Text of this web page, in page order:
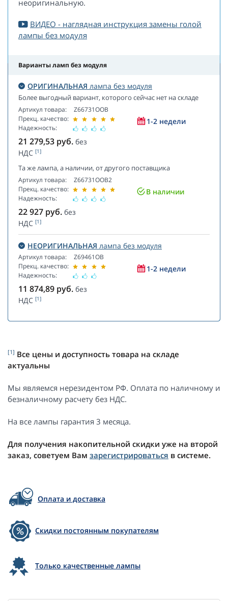
неоригинальную.
ВИДЕО - наглядная инструкция замены голой
лампы без модуля
Варианты ламп без модуля
ОРИГИНАЛЬНАЯ лампа без модуля
Более выгодный вариант, которого сейчас нет на складе
Артикул товара:
Прекц. качество:
Надежность:
Z66731OOB
1-2 недели
21 279,53 руб. без
НДС [1]
Та же лампа, а наличии, от другого поставщика
Артикул товара:
Прекц. качество:
Надежность:
Z66731OOB2
В наличии
22 927 руб. без
НДС [1]
НЕОРИГИНАЛЬНАЯ лампа без модуля
Артикул товара:
Прекц. качество:
Надежность:
Z69461OB
1-2 недели
11 874,89 руб. без
НДС [1]
[1] Все цены и доступность товара на складе
актуальны
Мы являемся нерезидентом РФ. Оплата по наличному и
безналичному расчету без НДС.
На все лампы гарантия 3 месяца.
Для получения накопительной скидки уже на второй
заказ, советуем Вам зарегистрироваться в системе.
Оплата и доставка
Скидки постоянным покупателям
Только качественные лампы